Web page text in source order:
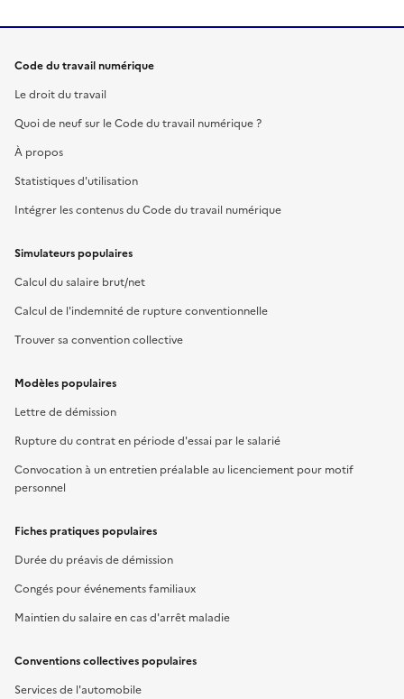
Code du travail numérique
Le droit du travail
Quoi de neuf sur le Code du travail numérique ?
À propos
Statistiques d'utilisation
Intégrer les contenus du Code du travail numérique
Simulateurs populaires
Calcul du salaire brut/net
Calcul de l'indemnité de rupture conventionnelle
Trouver sa convention collective
Modèles populaires
Lettre de démission
Rupture du contrat en période d'essai par le salarié
Convocation à un entretien préalable au licenciement pour motif
personnel
Fiches pratiques populaires
Durée du préavis de démission
Congés pour événements familiaux
Maintien du salaire en cas d'arrêt maladie
Conventions collectives populaires
Services de l'automobile